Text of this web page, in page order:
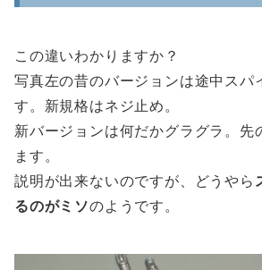
この違いわかりますか？
写真左の昔のバージョンは途中スパ
す。新規格はネジ止め。
新バージョンは何だかグラグラ。先
ます。
説明が出来ないのですが、どうやら
るのがミソのようです。